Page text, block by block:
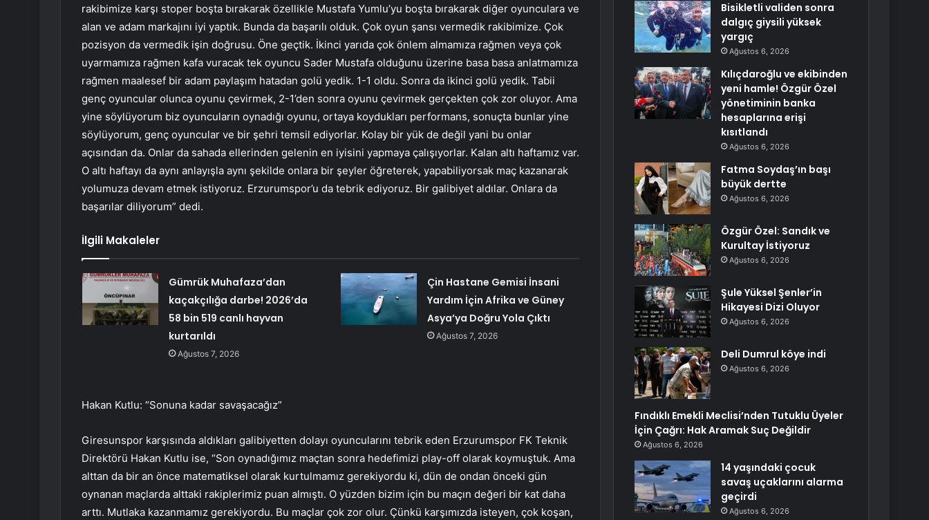
rakibimize karşı stoper boşta bırakarak özellikle Mustafa Yumlu’yu boşta bırakarak diğer oyunculara ve
alan ve adam markajını iyi yaptık. Bunda da başarılı olduk. Çok oyun şansı vermedik rakibimize. Çok
pozisyon da vermedik işin doğrusu. Öne geçtik. İkinci yarıda çok önlem almamıza rağmen veya çok
uyarmamıza rağmen kafa vuracak tek oyuncu Sader Mustafa olduğunu üzerine basa basa anlatmamıza
rağmen maalesef bir adam paylaşım hatadan golü yedik. 1-1 oldu. Sonra da ikinci golü yedik. Tabii
genç oyuncular olunca oyunu çevirmek, 2-1’den sonra oyunu çevirmek gerçekten çok zor oluyor. Ama
yine söylüyorum biz oyuncuların oynadığı oyunu, ortaya koydukları performans, sonuçta bunlar yine
söylüyorum, genç oyuncular ve bir şehri temsil ediyorlar. Kolay bir yük de değil yani bu onlar
açısından da. Onlar da sahada ellerinden gelenin en iyisini yapmaya çalışıyorlar. Kalan altı haftamız var.
O altı haftayı da aynı anlayışla aynı şekilde onlara bir şeyler öğreterek, yapabiliyorsak maç kazanarak
yolumuza devam etmek istiyoruz. Erzurumspor’u da tebrik ediyoruz. Bir galibiyet aldılar. Onlara da
başarılar diliyorum” dedi.
İlgili Makaleler
Gümrük Muhafaza’dan
kaçakçılığa darbe! 2026’da
58 bin 519 canlı hayvan
kurtarıldı
Ağustos 7, 2026
Çin Hastane Gemisi İnsani
Yardım İçin Afrika ve Güney
Asya’ya Doğru Yola Çıktı
Ağustos 7, 2026
Hakan Kutlu: “Sonuna kadar savaşacağız”
Giresunspor karşısında aldıkları galibiyetten dolayı oyuncularını tebrik eden Erzurumspor FK Teknik
Direktörü Hakan Kutlu ise, “Son oynadığımız maçtan sonra hedefimizi play-off olarak koymuştuk. Ama
alttan da bir an önce matematiksel olarak kurtulmamız gerekiyordu ki, dün de ondan önceki gün
oynanan maçlarda alttaki rakiplerimiz puan almıştı. O yüzden bizim için bu maçın değeri bir kat daha
arttı. Mutlaka kazanmamız gerekiyordu. Bu maçlar çok zor olur. Çünkü karşımızda isteyen, çok koşan,
Bisikletli validen sonra
dalgıç giysili yüksek
yargıç
Ağustos 6, 2026
Kılıçdaroğlu ve ekibinden
yeni hamle! Özgür Özel
yönetiminin banka
hesaplarına erişi
kısıtlandı
Ağustos 6, 2026
Fatma Soydaş’ın başı
büyük dertte
Ağustos 6, 2026
Özgür Özel: Sandık ve
Kurultay İstiyoruz
Ağustos 6, 2026
Şule Yüksel Şenler’in
Hikayesi Dizi Oluyor
Ağustos 6, 2026
Deli Dumrul köye indi
Ağustos 6, 2026
Fındıklı Emekli Meclisi’nden Tutuklu Üyeler
İçin Çağrı: Hak Aramak Suç Değildir
Ağustos 6, 2026
14 yaşındaki çocuk
savaş uçaklarını alarma
geçirdi
Ağustos 6, 2026